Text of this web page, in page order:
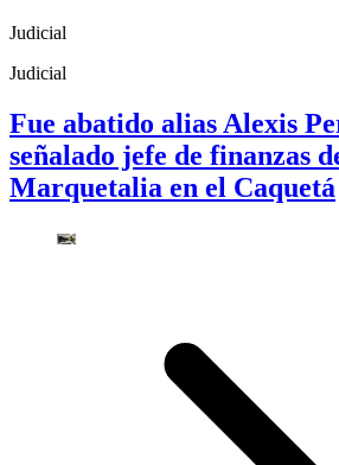
Judicial
Judicial
Fue abatido alias Alexis
señalado jefe de finanzas
Marquetalia en el Caquetá